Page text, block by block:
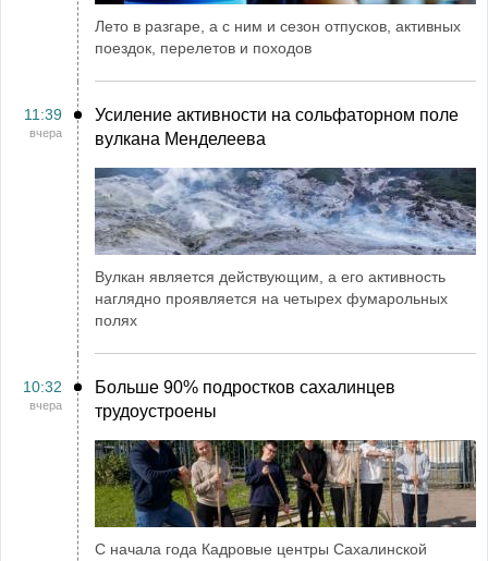
Лето в разгаре, а с ним и сезон отпусков, активных
поездок, перелетов и походов
11:39
вчера
Усиление активности на сольфаторном поле
вулкана Менделеева
Вулкан является действующим, а его активность
наглядно проявляется на четырех фумарольных
полях
10:32
вчера
Больше 90% подростков сахалинцев
трудоустроены
С начала года Кадровые центры Сахалинской